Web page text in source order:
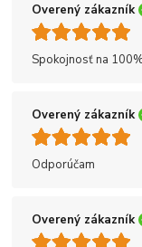
Overený zákazník
Spokojnosť na
Overený zákazník
Odporúčam
Overený zákazník